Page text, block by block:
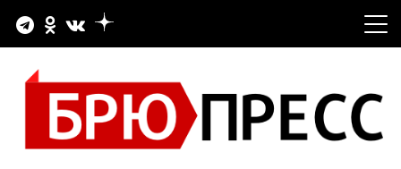
содержимому
БРЮПРЕСС
Официальный сайт газеты "Брюховецкие новости"